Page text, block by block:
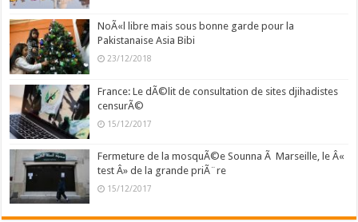
NoÃ«l libre mais sous bonne garde pour la
Pakistanaise Asia Bibi
23/12/2018
France: Le dÃ©lit de consultation de sites djihadistes
censurÃ©
15/12/2017
Fermeture de la mosquÃ©e Sounna Ã Marseille, le Â«
test Â» de la grande priÃ¨re
15/12/2017